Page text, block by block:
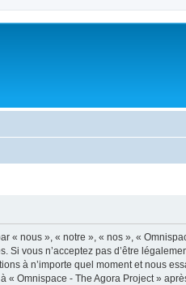
« nous », « notre », « nos », «
Si vous n’acceptez pas d’être
à n’importe quel moment et nous
Omnispace - The Agora Project »